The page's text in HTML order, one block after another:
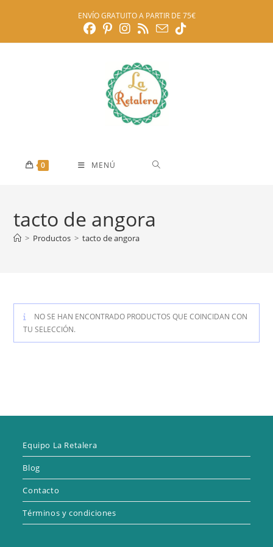
ENVÍO GRATUITO A PARTIR DE 75€
0 MENÚ
tacto de angora
> Productos > tacto de angora
NO SE HAN ENCONTRADO PRODUCTOS QUE COINCIDAN CON
TU SELECCIÓN.
Equipo La Retalera
Blog
Contacto
Términos y condiciones